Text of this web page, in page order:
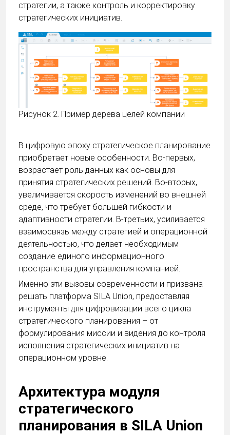
стратегии, а также контроль и корректировку
стратегических инициатив.
Рисунок 2. Пример дерева целей компании
В цифровую эпоху стратегическое планирование
приобретает новые особенности. Во-первых,
возрастает роль данных как основы для
принятия стратегических решений. Во-вторых,
увеличивается скорость изменений во внешней
среде, что требует большей гибкости и
адаптивности стратегии. В-третьих, усиливается
взаимосвязь между стратегией и операционной
деятельностью, что делает необходимым
создание единого информационного
пространства для управления компанией.
Именно эти вызовы современности и призвана
решать платформа SILA Union, предоставляя
инструменты для цифровизации всего цикла
стратегического планирования – от
формулирования миссии и видения до контроля
исполнения стратегических инициатив на
операционном уровне.
Архитектура модуля
стратегического
планирования в SILA Union